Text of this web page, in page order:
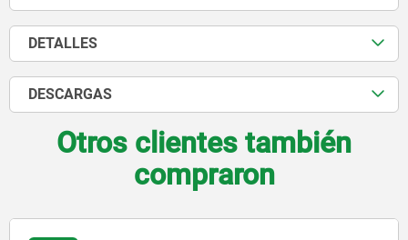
DETALLES
DESCARGAS
Otros clientes también
compraron